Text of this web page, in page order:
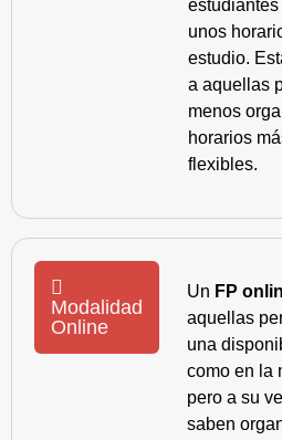
unos
estudio.
a aquellas
menos
horarios
flexibles.
Modalidad
Online
Un FP
aquellas
una
como en la
pero a su
saben